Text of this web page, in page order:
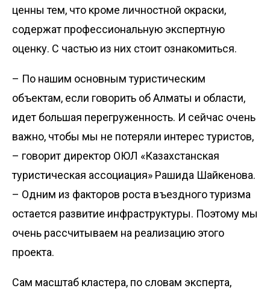
ценны тем, что кроме личностной окраски,
содержат профессиональную экспертную
оценку. С частью из них стоит ознакомиться.
– По нашим основным турис­тическим
объектам, если говорить об Алматы и области,
идет большая перегруженность. И сейчас очень
важно, чтобы мы не потеряли интерес турис­тов,
– говорит директор ОЮЛ «Казахстанская
туристическая ассоциация» Рашида Шайкенова.
– Одним из факторов рос­та въездного туризма
остается развитие инфраструктуры. Поэтому мы
очень рассчитываем на реализацию этого
проекта.
Сам масштаб кластера, по словам эксперта,